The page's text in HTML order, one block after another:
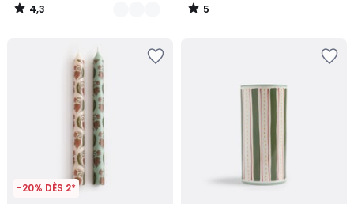
4,3
/
5
/
-20% DÈS 2*